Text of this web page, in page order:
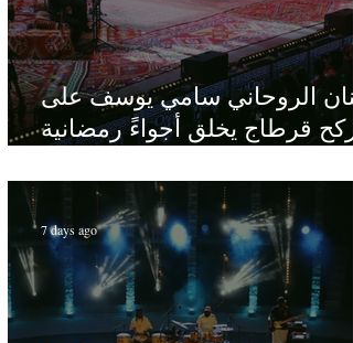
الروحاني سامي يوسف على
ركح قرطاج يخلق أجواءً رمضانية
7 days ago